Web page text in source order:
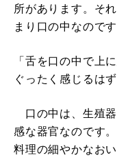
所があります。そ
まり口の中なのです
「舌を口の中で上
ぐったく感じるは
口の中は、生殖器
感な器官なのです
料理の細やかなお